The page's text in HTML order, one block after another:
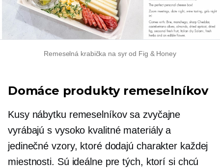
Remeselná krabička na syr od Fig & Honey
Domáce produkty remeselníkov
Kusy nábytku remeselníkov sa zvyčajne
vyrábajú s vysoko kvalitnémateriály a
jedinečné vzory, ktoré dodajú charakter každej
miestnosti. Sú ideálne pre tých, ktorí si chcú